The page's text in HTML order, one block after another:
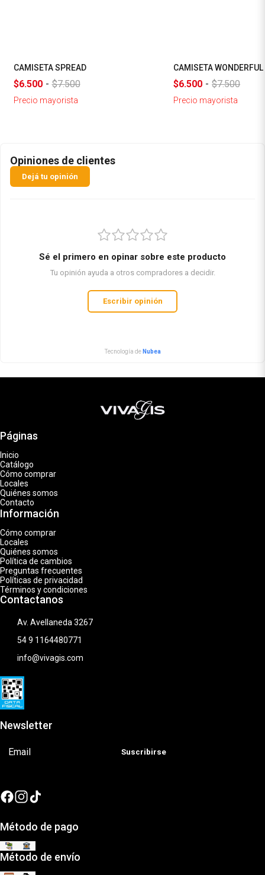
CAMISETA SPREAD
$6.500 - $7.500
Precio mayorista
CAMISETA WONDERFUL
$6.500 - $7.500
Precio mayorista
Opiniones de clientes
Dejá tu opinión
Sé el primero en opinar sobre este producto
Tu opinión ayuda a otros compradores a decidir.
Escribir opinión
Tecnología de Nubea
Páginas
Inicio
Catálogo
Cómo comprar
Locales
Quiénes somos
Contacto
Información
Cómo comprar
Locales
Quiénes somos
Política de cambios
Preguntas frecuentes
Políticas de privacidad
Términos y condiciones
Contactanos
Av. Avellaneda 3267
54 9 1164480771
info@vivagis.com
Newsletter
Suscribirse
Método de pago
Método de envío